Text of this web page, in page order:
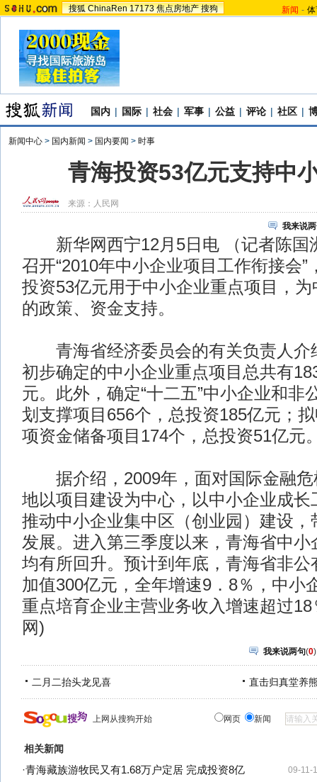
搜狐 ChinaRen 17173 焦点房地产 搜狗 新闻 -
国内 | 国际 | 社会 | 军事 | 公益 | 评论 | 社区 |
新闻中心 > 国内新闻 > 国内要闻 > 时事
青海投资53亿元支持中
来源： 人民网
我来说
新华网西宁12月5日电 （记者陈国
召开“2010年中小企业项目工作衔接会”
投资53亿元用于中小企业重点项目，
的政策、资金支持。
青海省经济委员会的有关负责人介
初步确定的中小企业重点项目总共有
元。此外，确定“十二五”中小企业和非
划支撑项目656个，总投资185亿元；
项资金储备项目174个，总投资51亿元
据介绍，2009年，面对国际金融危
地以项目建设为中心，以中小企业成长
推动中小企业集中区（创业园）建设，
发展。进入第三季度以来，青海省中小
均有所回升。预计到年底，青海省非公
加值300亿元，全年增速9．8％，中小
重点培育企业主营业务收入增速超过
网)
我来说两句(0)
二月二抬头龙见喜 直击归真堂养
上网从搜狗开始 网页 新闻
相关新闻
09-11-
·青海藏族游牧民又有1.68万户定居 完成投资8亿